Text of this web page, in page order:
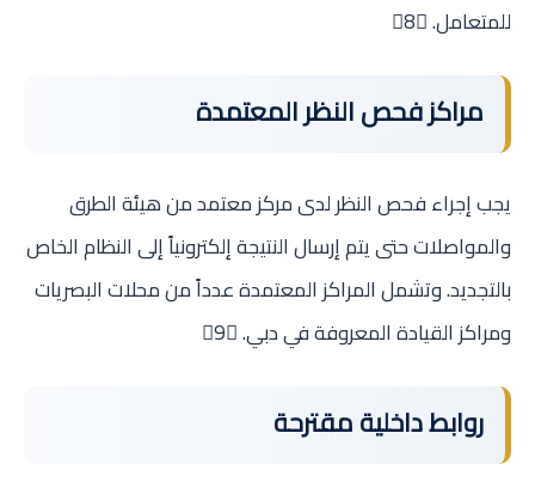
للمتعامل. 8
مراكز فحص النظر المعتمدة
يجب إجراء فحص النظر لدى مركز معتمد من هيئة الطرق
والمواصلات حتى يتم إرسال النتيجة إلكترونياً إلى النظام الخاص
بالتجديد. وتشمل المراكز المعتمدة عدداً من محلات البصريات
ومراكز القيادة المعروفة في دبي. 9
روابط داخلية مقترحة